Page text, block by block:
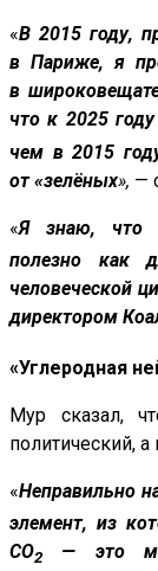
«В 2015 году,
в Париже, я
в
что к 2025
чем в 2015
от«зелёных», —
«Я знаю, что
полезно как
человеческой
директором
«Углеродная
Мур сказал,
политический,
«Неправильно
элемент, из
CO2
— это